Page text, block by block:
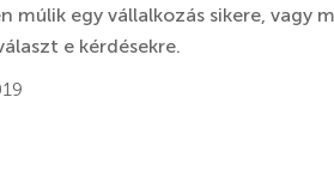
múlik egy vállalkozás sikere, vagy
e kérdésekre.